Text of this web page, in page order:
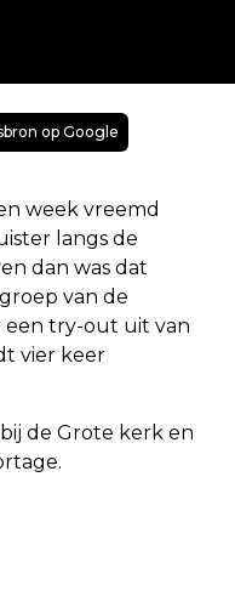
op Google
week vreemd
langs de
dan was dat
van de
een try-out uit van
vier keer
de Grote kerk en